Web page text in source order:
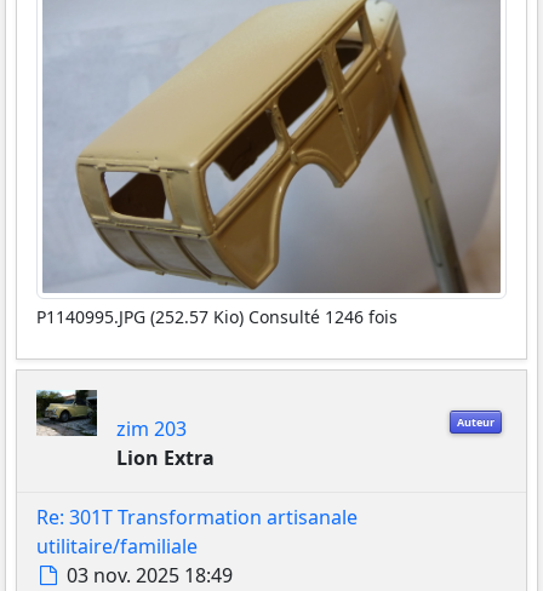
P1140995.JPG (252.57 Kio) Consulté 1246 fois
Auteur
zim 203
Lion Extra
Re: 301T Transformation artisanale
utilitaire/familiale
Message
03 nov. 2025 18:49